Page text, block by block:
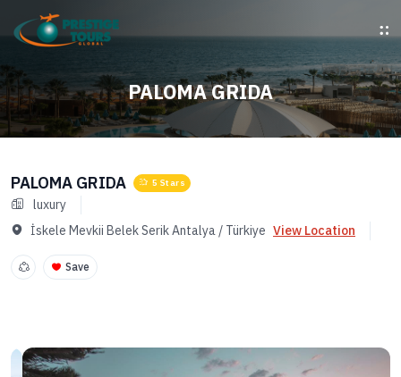
PALOMA GRIDA
PALOMA GRIDA 5 Stars
luxury
İskele Mevkii Belek Serik Antalya / Türkiye View Location
Save